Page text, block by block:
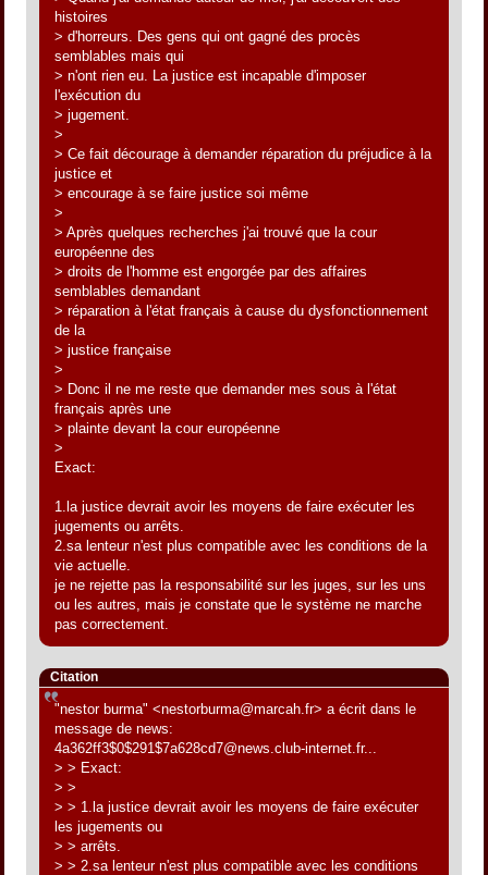
histoires
> d'horreurs. Des gens qui ont gagné des procès
semblables mais qui
> n'ont rien eu. La justice est incapable d'imposer
l'exécution du
> jugement.
>
> Ce fait décourage à demander réparation du préjudice à la
justice et
> encourage à se faire justice soi même
>
> Après quelques recherches j'ai trouvé que la cour
européenne des
> droits de l'homme est engorgée par des affaires
semblables demandant
> réparation à l'état français à cause du dysfonctionnement
de la
> justice française
>
> Donc il ne me reste que demander mes sous à l'état
français après une
> plainte devant la cour européenne
>
Exact:
1.la justice devrait avoir les moyens de faire exécuter les
jugements ou arrêts.
2.sa lenteur n'est plus compatible avec les conditions de la
vie actuelle.
je ne rejette pas la responsabilité sur les juges, sur les uns
ou les autres, mais je constate que le système ne marche
pas correctement.
Citation
"nestor burma" <nestorburma@marcah.fr> a écrit dans le
message de news:
4a362ff3$0$291$7a628cd7@news.club-internet.fr...
> > Exact:
> >
> > 1.la justice devrait avoir les moyens de faire exécuter
les jugements ou
> > arrêts.
> > 2.sa lenteur n'est plus compatible avec les conditions